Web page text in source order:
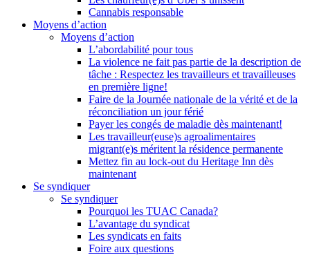
Cannabis responsable
Moyens d’action
Moyens d’action
L’abordabilité pour tous
La violence ne fait pas partie de la description de
tâche : Respectez les travailleurs et travailleuses
en première ligne!
Faire de la Journée nationale de la vérité et de la
réconciliation un jour férié
Payer les congés de maladie dès maintenant!
Les travailleur(euse)s agroalimentaires
migrant(e)s méritent la résidence permanente
Mettez fin au lock-out du Heritage Inn dès
maintenant
Se syndiquer
Se syndiquer
Pourquoi les TUAC Canada?
L’avantage du syndicat
Les syndicats en faits
Foire aux questions